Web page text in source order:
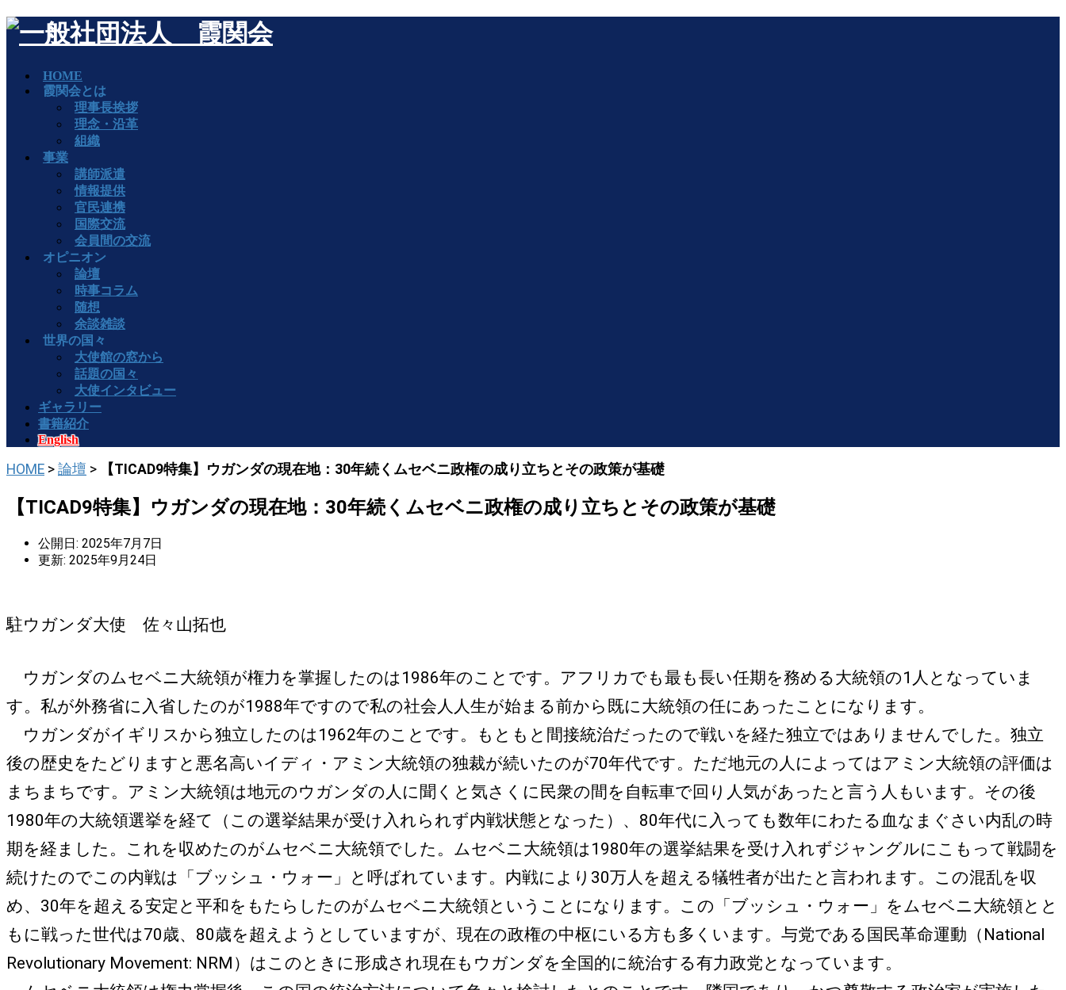
HOME
霞関会とは
理事長挨拶
理念・沿革
組織
事業
講師派遣
情報提供
官民連携
国際交流
会員間の交流
オピニオン
論壇
時事コラム
随想
余談雑談
世界の国々
大使館の窓から
話題の国々
大使インタビュー
ギャラリー
書籍紹介
English
HOME > 論壇 > 【TICAD9特集】ウガンダの現在地：30年続くムセベニ政権の成り立ちとその政策が基礎
【TICAD9特集】ウガンダの現在地：30年続くムセベニ政権の成り立ちとその政策が基礎
公開日: 2025年7月7日
更新: 2025年9月24日
駐ウガンダ大使 佐々山拓也
ウガンダのムセベニ大統領が権力を掌握したのは1986年のことです。アフリカでも最も長い任期を務める大統領の1人となっていま
す。私が外務省に入省したのが1988年ですので私の社会人人生が始まる前から既に大統領の任にあったことになります。
ウガンダがイギリスから独立したのは1962年のことです。もともと間接統治だったので戦いを経た独立ではありませんでした。独立
後の歴史をたどりますと悪名高いイディ・アミン大統領の独裁が続いたのが70年代です。ただ地元の人によってはアミン大統領の評価は
まちまちです。アミン大統領は地元のウガンダの人に聞くと気さくに民衆の間を自転車で回り人気があったと言う人もいます。その後
1980年の大統領選挙を経て（この選挙結果が受け入れられず内戦状態となった）、80年代に入っても数年にわたる血なまぐさい内乱の時
期を経ました。これを収めたのがムセベニ大統領でした。ムセベニ大統領は1980年の選挙結果を受け入れずジャングルにこもって戦闘を
続けたのでこの内戦は「ブッシュ・ウォー」と呼ばれています。内戦により30万人を超える犠牲者が出たと言われます。この混乱を収
め、30年を超える安定と平和をもたらしたのがムセベニ大統領ということになります。この「ブッシュ・ウォー」をムセベニ大統領とと
もに戦った世代は70歳、80歳を超えようとしていますが、現在の政権の中枢にいる方も多くいます。与党である国民革命運動（National
Revolutionary Movement: NRM）はこのときに形成され現在もウガンダを全国的に統治する有力政党となっています。